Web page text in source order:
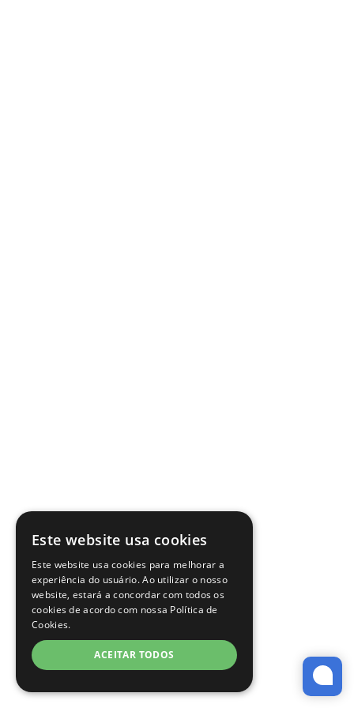
Este website usa cookies
Este website usa cookies para melhorar a
experiência do usuário. Ao utilizar o nosso
website, estará a concordar com todos os
cookies de acordo com nossa Política de
Cookies.
ACEITAR TODOS